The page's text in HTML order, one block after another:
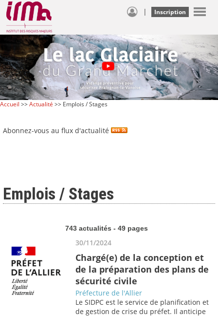
| Inscription
Accueil >>Actualité >> Emplois / Stages
Abonnez-vous au flux d'actualité
Emplois / Stages
743 actualités - 49 pages
30/11/2024
Chargé(e) de la conception et
de la préparation des plans de
sécurité civile
Préfecture de l'Allier
Le SIDPC est le service de planification et
de gestion de crise du préfet. Il anticipe